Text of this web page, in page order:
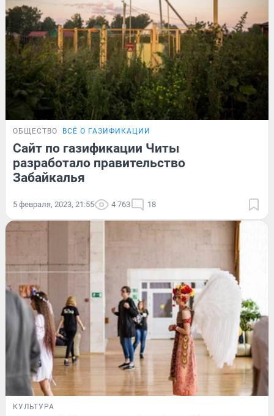
ОБЩЕСТВО ВСЁ О ГАЗИФИКАЦИИ
Сайт по газификации Читы
разработало правительство
Забайкалья
5 февраля, 2023, 21:55 4 763 18
КУЛЬТУРА